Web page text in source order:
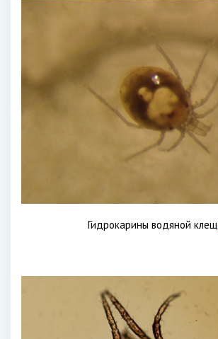
Гидрокарины водяной клещ